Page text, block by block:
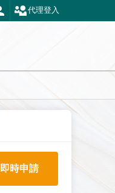
代理登入
即時申請